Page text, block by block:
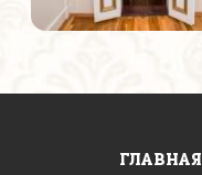
ГЛАВНАЯ